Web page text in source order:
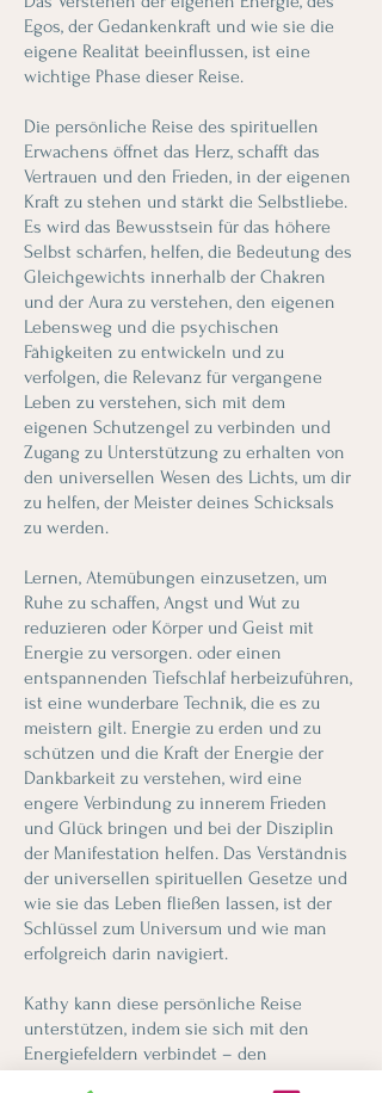
Egos, der Gedankenkraft und wie sie die
eigene Realität beeinflussen, ist eine
wichtige Phase dieser Reise.
Die persönliche Reise des spirituellen
Erwachens öffnet das Herz, schafft das
Vertrauen und den Frieden, in der eigenen
Kraft zu stehen und stärkt die Selbstliebe.
Es wird das Bewusstsein für das höhere
Selbst schärfen, helfen, die Bedeutung des
Gleichgewichts innerhalb der Chakren
und der Aura zu verstehen, den eigenen
Lebensweg und die psychischen
Fähigkeiten zu entwickeln und zu
verfolgen, die Relevanz für vergangene
Leben zu verstehen, sich mit dem
eigenen Schutzengel zu verbinden und
Zugang zu Unterstützung zu erhalten von
den universellen Wesen des Lichts, um dir
zu helfen, der Meister deines Schicksals
zu werden.
Lernen, Atemübungen einzusetzen, um
Ruhe zu schaffen, Angst und Wut zu
reduzieren oder Körper und Geist mit
Energie zu versorgen. oder einen
entspannenden Tiefschlaf herbeizuführen,
ist eine wunderbare Technik, die es zu
meistern gilt. Energie zu erden und zu
schützen und die Kraft der Energie der
Dankbarkeit zu verstehen, wird eine
engere Verbindung zu innerem Frieden
und Glück bringen und bei der Disziplin
der Manifestation helfen. Das Verständnis
der universellen spirituellen Gesetze und
wie sie das Leben fließen lassen, ist der
Schlüssel zum Universum und wie man
erfolgreich darin navigiert.
Kathy kann diese persönliche Reise
unterstützen, indem sie sich mit den
Energiefeldern verbindet – den